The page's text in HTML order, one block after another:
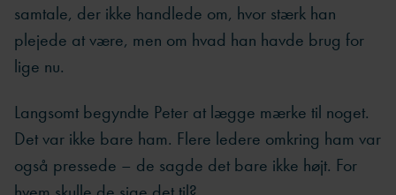
samtale, der ikke handlede om, hvor stærk han
plejede at være, men om hvad han havde brug for
lige nu.
Langsomt begyndte Peter at lægge mærke til noget.
Det var ikke bare ham. Flere ledere omkring ham var
også pressede – de sagde det bare ikke højt. For